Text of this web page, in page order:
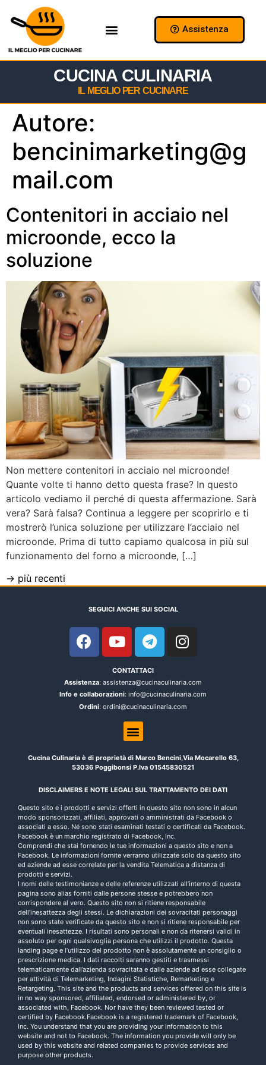
Assistenza
CUCINA CULINARIA
IL MEGLIO PER CUCINARE
Autore:
bencinimarketing@g
mail.com
Contenitori in acciaio nel
microonde, ecco la
soluzione
Non mettere contenitori in acciaio nel microonde!
Quante volte ti hanno detto questa frase? In questo
articolo vediamo il perché di questa affermazione. Sarà
vera? Sarà falsa? Continua a leggere per scoprirlo e ti
mostrerò l’unica soluzione per utilizzare l’acciaio nel
microonde. Prima di tutto capiamo qualcosa in più sul
funzionamento del forno a microonde, […]
→ più recenti
SEGUICI ANCHE SUI SOCIAL
CONTATTACI
Assistenza: assistenza@cucinaculinaria.com
Info e collaborazioni: info@cucinaculinaria.com
Ordini: ordini@cucinaculinaria.com
Cucina Culinaria è di proprietà di Marco Bencini,Via Mocarello 63,
53036 Poggibonsi P.Iva 01545830521
DISCLAIMERS E NOTE LEGALI SUL TRATTAMENTO DEI DATI
Questo sito e i prodotti e servizi offerti in questo sito non sono in alcun
modo sponsorizzati, affiliati, approvati o amministrati da Facebook o
associati a esso. Né sono stati esaminati testati o certificati da Facebook.
Facebook è un marchio registrato di Facebook, Inc.
Comprendi che stai fornendo le tue informazioni a questo sito e non a
Facebook. Le informazioni fornite verranno utilizzate solo da questo sito
ed aziende ad esse correlate per la vendita Telematica a distanza di
prodotti e servizi.
I nomi delle testimonianze e delle referenze utilizzati all’interno di questa
pagina sono alias forniti dalle persone stesse e potrebbero non
corrispondere al vero. Questo sito non si ritiene responsabile
dell’inesattezza degli stessi. Le dichiarazioni dei sovracitati personaggi
non sono state verificate da questo sito e non si ritiene responsabile per
eventuali inesattezze. I risultati sono personali e non da ritenersi validi in
assoluto per ogni qualsivoglia persona che utilizzi il prodotto. Questa
landing page e l’utilizzo del prodotto non è assolutamente un consiglio o
prescrizione medica. I dati raccolti saranno gestiti e trasmessi
telematicamente dall’azienda sovracitata e dalle aziende ad esse collegate
per attività di Telemarketing, Indagini Statistiche, Remarketing e
Retargeting. This site and the products and services offered on this site is
in no way sponsored, affiliated, endorsed or administered by, or
associated with, Facebook. Nor have they been reviewed tested or
certified by Facebook.Facebook is a registered trademark of Facebook,
Inc. You understand that you are providing your information to this
website and not to Facebook. The information you provide will only be
used by this website and related companies to provide services and
purpose other products.